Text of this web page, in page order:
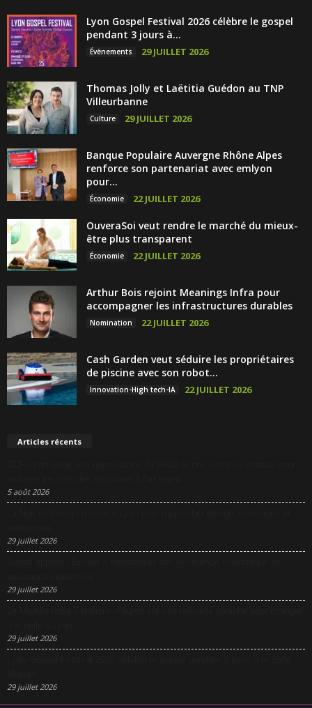
Lyon Gospel Festival 2026 célèbre le gospel
pendant 3 jours à...
Évènements 29 JUILLET 2026
Thomas Jolly et Laëtitia Guédon au TNP
Villeurbanne
Culture 29 JUILLET 2026
Banque Populaire Auvergne Rhône Alpes
renforce son partenariat avec emlyon
pour...
Économie 22 JUILLET 2026
OuveraSoi veut rendre le marché du mieux-
être plus transparent
Économie 22 JUILLET 2026
Arthur Bois rejoint Meanings Infra pour
accompagner les infrastructures durables
Nomination 22 JUILLET 2026
Cash Garden veut séduire les propriétaires
de piscine avec son robot...
Innovation-High tech-IA 22 JUILLET 2026
Articles récents
5 août 2026
29 juillet 2026
29 juillet 2026
29 juillet 2026
29 juillet 2026